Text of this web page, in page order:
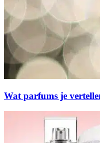
Wat parfums je